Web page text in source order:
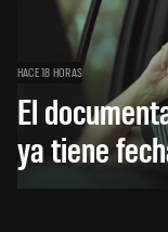
HACE 18 HORAS
El
ya tiene